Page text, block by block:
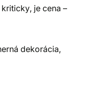
je cena –
dekorácia,